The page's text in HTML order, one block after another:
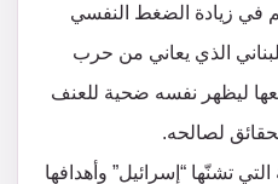
في زيادة الضغط النفسي
الذي يعاني من حرب
ليظهر نفسه ضحية للعنف
لصالحه.
تشنّها “إسرائيل” وأهدافها